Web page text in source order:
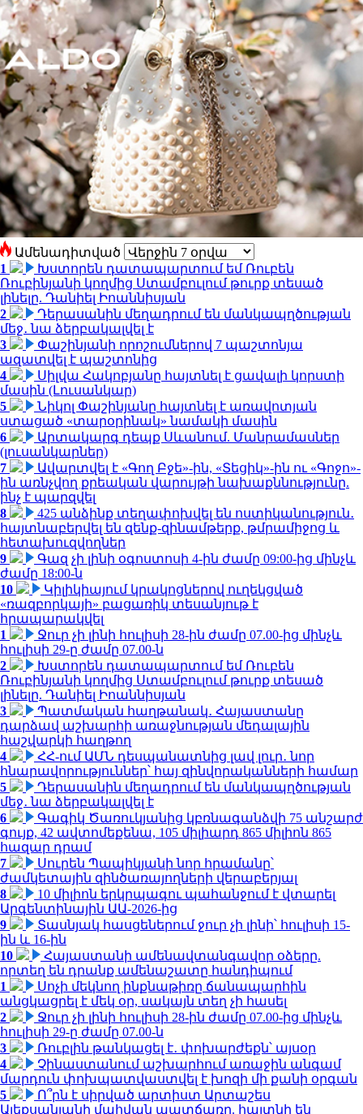
Ամենադիտված
1
Խստորեն դատապարտում եմ Ռուբեն
Ռուբինյանի կողմից Ստամբուլում թուրք տեսած
լինելը. Դանիել Իոաննիսյան
2
Դերասանին մեղադրում են մանկապղծության
մեջ․ նա ձերբակալվել է
3
Փաշինյանի որոշումներով 7 պաշտոնյա
ազատվել է պաշտոնից
4
Սիլվա Հակոբյանը հայտնել է ցավալի կորստի
մասին (Լուսանկար)
5
Նիկոլ Փաշինյանը հայտնել է առավոտյան
ստացած «տարօրինակ» նամակի մասին
6
Արտակարգ դեպք Սևանում. Մանրամասներ
(լուսանկարներ)
7
Ավարտվել է «Գող Բջե»-ին, «Տեցիկ»-ին ու «Գոջո»-
ին առնչվող քրեական վարույթի նախաքննությունը.
ինչ է պարզվել
8
425 անձինք տեղափոխվել են ոստիկանություն․
հայտնաբերվել են զենք-զինամթերք, թմրամիջոց և
հետախուզվողներ
9
Գազ չի լինի օգոստոսի 4-ին ժամը 09:00-ից մինչև
ժամը 18:00-ն
10
Կիլիկիայում կրակոցներով ուղեկցված
«ռազբորկայի» բացառիկ տեսանյութ է
հրապարակվել
1
Ջուր չի լինի հուլիսի 28-ին ժամը 07.00-ից մինչև
հուլիսի 29-ը ժամը 07.00-ն
2
Խստորեն դատապարտում եմ Ռուբեն
Ռուբինյանի կողմից Ստամբուլում թուրք տեսած
լինելը. Դանիել Իոաննիսյան
3
Պատմական հաղթանակ․ Հայաստանը
դարձավ աշխարհի առաջնության մեդալային
հաշվարկի հաղթող
4
ՀՀ-ում ԱՄՆ դեսպանատնից լավ լուր․ նոր
հնարավորություններ՝ հայ զինվորականների համար
5
Դերասանին մեղադրում են մանկապղծության
մեջ․ նա ձերբակալվել է
6
Գագիկ Ծառուկյանից կբռնագանձվի 75 անշարժ
գույք, 42 ավտոմեքենա, 105 միլիարդ 865 միլիոն 865
հազար դրամ
7
Սուրեն Պապիկյանի նոր հրամանը՝
ժամկետային զինծառայողների վերաբերյալ
8
10 միլիոն երկրպագու պահանջում է վտարել
Արգենտինային ԱԱ-2026-ից
9
Տասնյակ հասցեներում ջուր չի լինի՝ հուլիսի 15-
ին և 16-ին
10
Հայաստանի ամենավտանգավոր օձերը.
որտեղ են դրանք ամենաշատը հանդիպում
1
Սոչի մեկնող ինքնաթիռը ճանապարհին
անցկացրել է մեկ օր, սակայն տեղ չի հասել
2
Ջուր չի լինի հուլիսի 28-ին ժամը 07.00-ից մինչև
հուլիսի 29-ը ժամը 07.00-ն
3
Ռուբլին թանկացել է․ փոխարժեքն՝ այսօր
4
Չինաստանում աշխարհում առաջին անգամ
մարդուն փոխպատվաստվել է խոզի մի քանի օրգան
5
Ո՞րն է սիրված արտիստ Արտաշես
Ալեքսանյանի մահվան պատճառը. հայտնի են